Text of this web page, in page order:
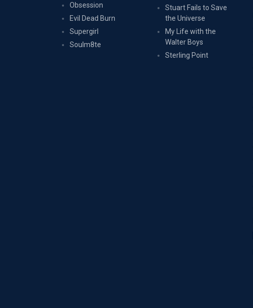
Obsession
Evil Dead Burn
Supergirl
Soulm8te
Stuart Fails to Save
the Universe
My Life with the
Walter Boys
Sterling Point